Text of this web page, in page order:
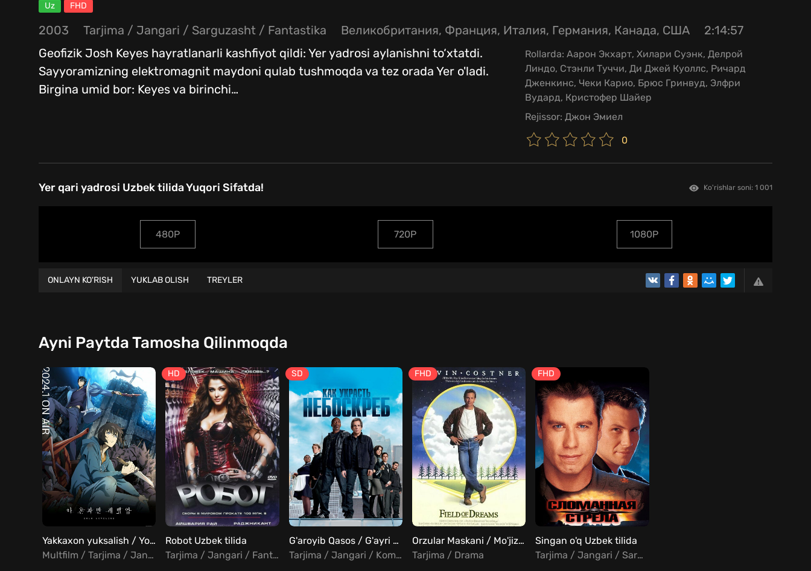
Uz FHD
2003 Tarjima / Jangari / Sarguzasht / Fantastika Великобритания, Франция, Италия, Германия, Канада, США
2:14:57
Geofizik Josh Keyes hayratlanarli kashfiyot qildi: Yer yadrosi aylanishni to‘xtatdi.
Sayyoramizning elektromagnit maydoni qulab tushmoqda va tez orada Yer o'ladi.
Birgina umid bor: Keyes va birinchi…
Rollarda: Аарон Экхарт, Хилари Суэнк, Делрой
Линдо, Стэнли Туччи, Ди Джей Куоллс, Ричард
Дженкинс, Чеки Карио, Брюс Гринвуд, Элфри
Вудард, Кристофер Шайер
Rejissor: Джон Эмиел
0
Yer qari yadrosi Uzbek tilida Yuqori Sifatda! Ko'rishlar soni: 1 001
480P 720P 1080P
ONLAYN KO'RISH YUKLAB OLISH TREYLER
Ayni Paytda Tamosha Qilinmoqda
Yakkaxon yuksalish / Yolg'iz yuksalish / Yakka darajaga chiqish barcha qismlar Uzbek tilida
Multfilm / Tarjima / Jangari
HD
Robot Uzbek tilida
Tarjima / Jangari / Fantastika / Hind
SD
G'aroyib Qasos / G'ayri oddiy o'g'irlik Uzbek tilida
Tarjima / Jangari / Komediya
FHD
Orzular Maskani / Mo'jizalar maydoni Uzbek Tilida
Tarjima / Drama
FHD
Singan o'q Uzbek tilida
Tarjima / Jangari / Sarguzasht